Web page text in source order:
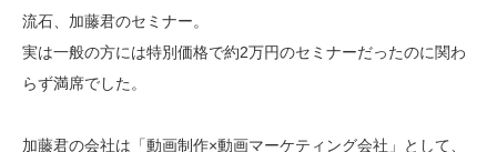
流石、加藤君のセミナー。
実は一般の方には特別価格で約2万円のセミナーだったのに関わ
らず満席でした。
加藤君の会社は「動画制作×動画マーケティング会社」として、